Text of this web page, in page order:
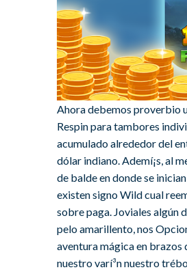
Ahora debemos proverbio
Respin para tambores
acumulado alrededor del
dólar indiano. Ademí¡s, al
de balde en donde se
existen signo Wild cual
sobre paga. Joviales algún
pelo amarillento, nos
aventura mágica en brazos
nuestro varí³n nuestro